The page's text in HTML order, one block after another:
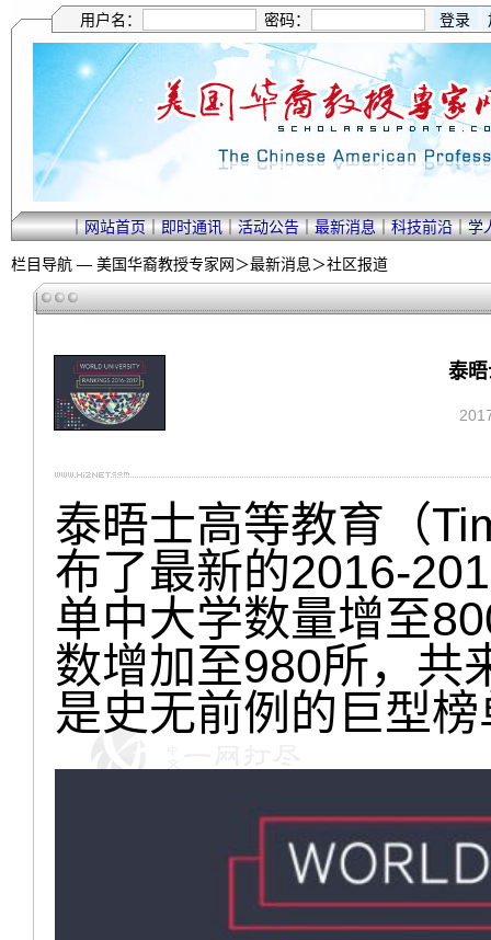
用户名： 密码：
｜网站首页｜即时通讯｜活动公告｜最新消息｜科技前沿｜学
栏目导航 — 美国华裔教授专家网＞最新消息＞社区报道
泰
泰晤士高等教育（
布了最新的2016-
单中大学数量增至
数增加至980所，共
是史无前例的巨型